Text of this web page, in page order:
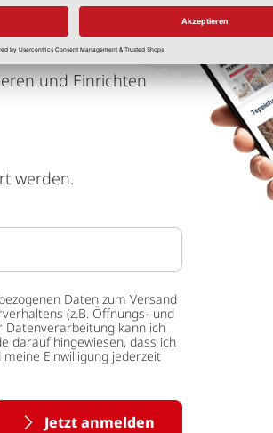
und Einrichten
werden.
Daten zum Versand
(z.B. Öffnungs- und
kann ich
darauf hingewiesen, dass ich
Einwilligung jederzeit
Jetzt anmelden